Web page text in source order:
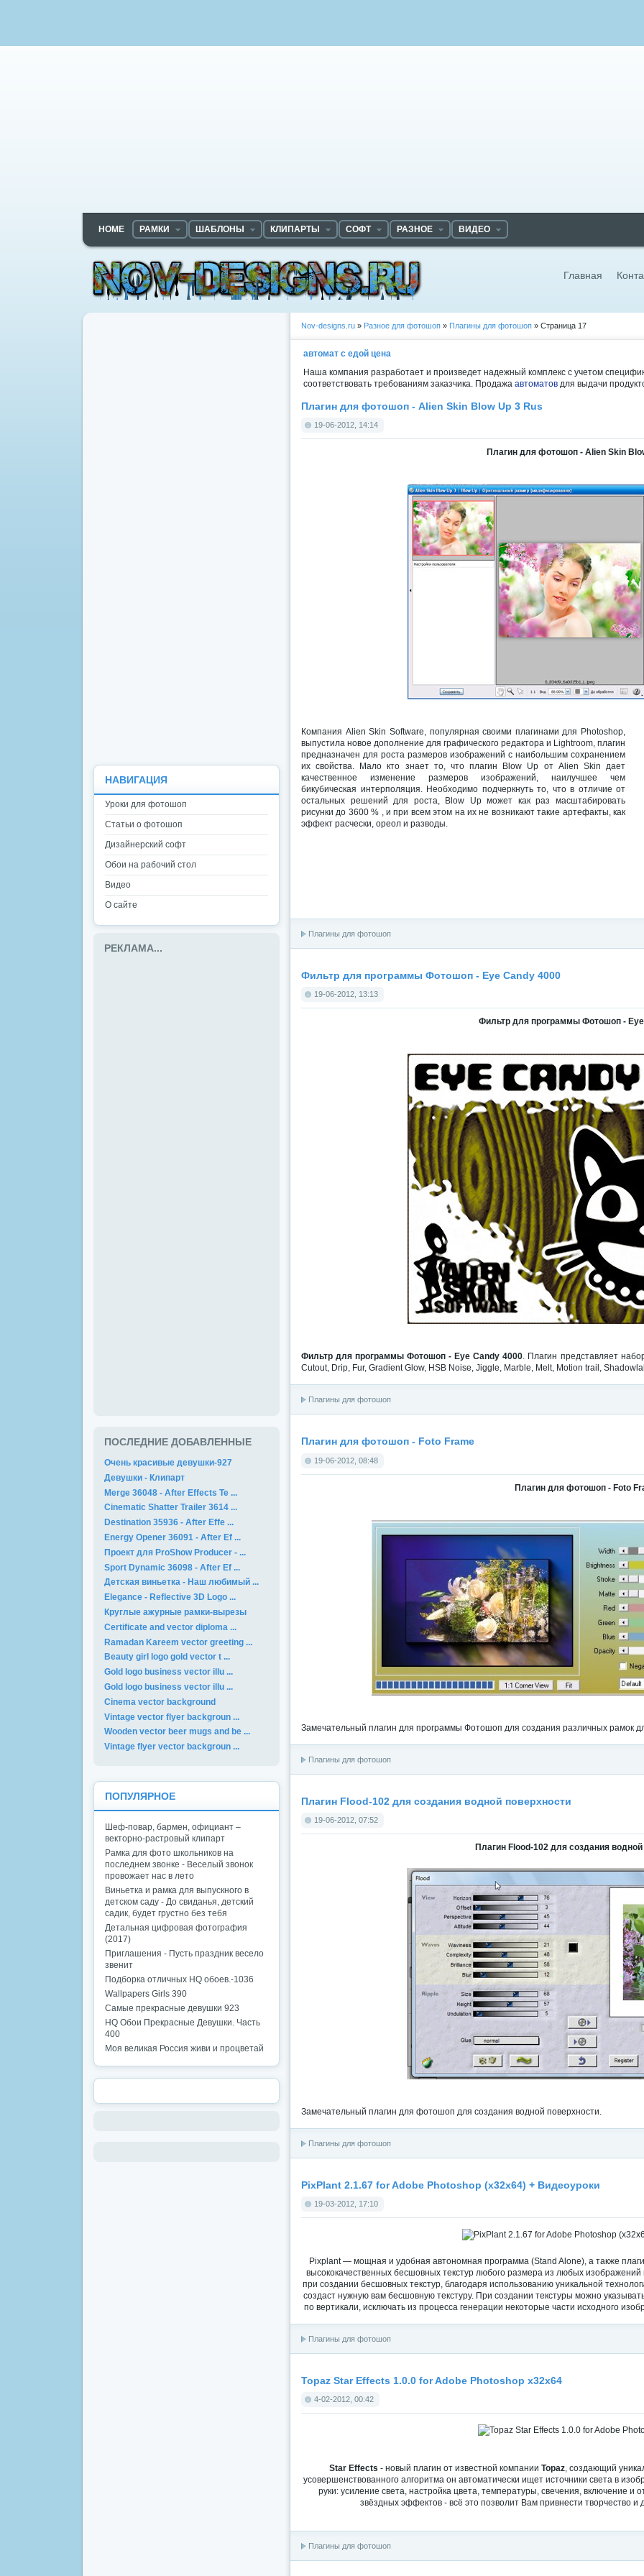
HOME РАМКИ ШАБЛОНЫ КЛИПАРТЫ СОФТ РАЗНОЕ ВИДЕО
Главная
Nov-designs.ru » Разное для фотошоп » Плагины для фотошоп » Страница 17
автомат с едой цена
Наша компания разработает и произведет надежный комплекс с учетом
соответствовать требованиям заказчика. Продажа автоматов для выдачи
Плагин для фотошоп - Alien Skin Blow Up 3 Rus
19-06-2012, 14:14
Плагин для фотошоп - Alien Skin
Компания Alien Skin Software, популярная своими плагинами для Photoshop,
выпустила новое дополнение для графического редактора и Lightroom, плагин
предназначен для роста размеров изображений с наибольшим сохранением
их свойства. Мало кто знает то, что плагин Blow Up от Alien Skin дает
качественное изменение размеров изображений, наилучшее чем
бикубическая интерполяция. Необходимо подчеркнуть то, что в отличие от
остальных решений для роста, Blow Up может как раз масштабировать
рисунки до 3600 % , и при всем этом на их не возникают такие артефакты, как
эффект расчески, ореол и разводы.
Плагины для фотошоп
Фильтр для программы Фотошоп - Eye Candy 4000
19-06-2012, 13:13
Фильтр для программы Фотошоп -
Фильтр для программы Фотошоп - Eye Candy 4000. Плагин представляет
Cutout, Drip, Fur, Gradient Glow, HSB Noise, Jiggle, Marble, Melt, Motion trail,
Плагины для фотошоп
Плагин для фотошоп - Foto Frame
19-06-2012, 08:48
Плагин для фотошоп - Foto
Замечательный плагин для программы Фотошоп для создания различных рамок
Плагины для фотошоп
Плагин Flood-102 для создания водной поверхности
19-06-2012, 07:52
Плагин Flood-102 для создания водной
Замечательный плагин для фотошоп для создания водной поверхности.
Плагины для фотошоп
PixPlant 2.1.67 for Adobe Photoshop (x32x64) + Видеоуроки
19-03-2012, 17:10
Pixplant — мощная и удобная автономная программа (Stand Alone), а также
высококачественных бесшовных текстур любого размера из любых
при создании бесшовных текстур, благодаря использованию уникальной
создаст нужную вам бесшовную текстуру. При создании текстуры можно
по вертикали, исключать из процесса генерации некоторые части исходного
Плагины для фотошоп
Topaz Star Effects 1.0.0 for Adobe Photoshop x32x64
4-02-2012, 00:42
Star Effects - новый плагин от известной компании Topaz, создающий
усовершенствованного алгоритма он автоматически ищет источники света в
руки: усиление света, настройка цвета, температуры, свечения, включение
звёздных эффектов - всё это позволит Вам привнести
Плагины для фотошоп
НАВИГАЦИЯ
Уроки для фотошоп
Статьи о фотошоп
Дизайнерский софт
Обои на рабочий стол
Видео
О сайте
РЕКЛАМА...
ПОСЛЕДНИЕ ДОБАВЛЕННЫЕ
Очень красивые девушки-927
Девушки - Клипарт
Merge 36048 - After Effects Te ...
Cinematic Shatter Trailer 3614 ...
Destination 35936 - After Effe ...
Energy Opener 36091 - After Ef ...
Проект для ProShow Producer - ...
Sport Dynamic 36098 - After Ef ...
Детская виньетка - Наш любимый ...
Elegance - Reflective 3D Logo ...
Круглые ажурные рамки-вырезы
Certificate and vector diploma ...
Ramadan Kareem vector greeting ...
Beauty girl logo gold vector t ...
Gold logo business vector illu ...
Gold logo business vector illu ...
Cinema vector background
Vintage vector flyer backgroun ...
Wooden vector beer mugs and be ...
Vintage flyer vector backgroun ...
ПОПУЛЯРНОЕ
Шеф-повар, бармен, официант –
векторно-растровый клипарт
Рамка для фото школьников на
последнем звонке - Веселый звонок
провожает нас в лето
Виньетка и рамка для выпускного в
детском саду - До свиданья, детский
садик, будет грустно без тебя
Детальная цифровая фотография
(2017)
Приглашения - Пусть праздник весело
звенит
Подборка отличных HQ обоев.-1036
Wallpapers Girls 390
Самые прекрасные девушки 923
HQ Обои Прекрасные Девушки. Часть
400
Моя великая Россия живи и процветай